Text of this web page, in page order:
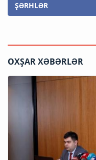
ŞƏRHLƏR
OXŞAR XƏBƏRLƏR